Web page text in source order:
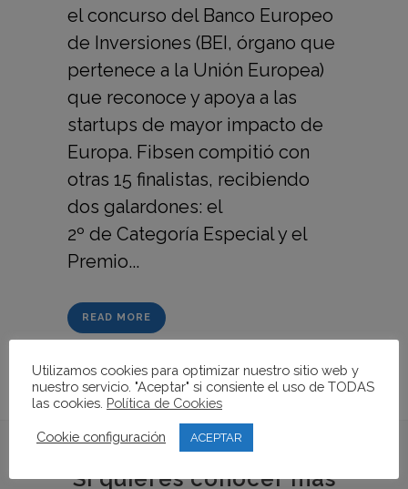
el concurso del Banco Europeo
de Inversiones (BEI, órgano que
pertenece a la Unión Europea)
que reconoce y apoya a las
startups de mayor impacto de
Europa. Fibsen compitió con
otras 15 finalistas, recibiendo
dos galardones: el
2º de Categoría Especial y el
Premio...
READ MORE
Si quieres conocer más
Utilizamos cookies para optimizar nuestro sitio web y
nuestro servicio. "Aceptar" si consiente el uso de TODAS
las cookies. Política de Cookies
Cookie configuración ACEPTAR